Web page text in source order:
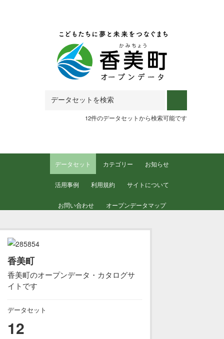
12件のデータセットから検索可能です
データセット カテゴリー お知らせ
活用事例 利用規約 サイトについて
お問い合わせ オープンデータマップ
香美町
香美町のオープンデータ・カタログサ
イトです
データセット
12